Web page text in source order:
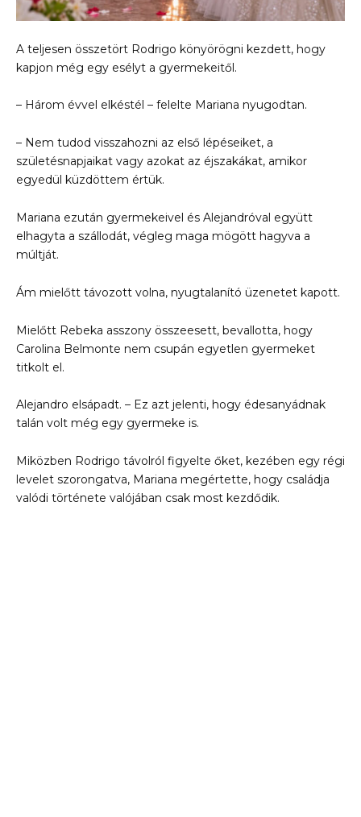
A teljesen összetört Rodrigo könyörögni kezdett, hogy
kapjon még egy esélyt a gyermekeitől.
– Három évvel elkéstél – felelte Mariana nyugodtan.
– Nem tudod visszahozni az első lépéseiket, a
születésnapjaikat vagy azokat az éjszakákat, amikor
egyedül küzdöttem értük.
Mariana ezután gyermekeivel és Alejandróval együtt
elhagyta a szállodát, végleg maga mögött hagyva a
múltját.
Ám mielőtt távozott volna, nyugtalanító üzenetet kapott.
Mielőtt Rebeka asszony összeesett, bevallotta, hogy
Carolina Belmonte nem csupán egyetlen gyermeket
titkolt el.
Alejandro elsápadt. – Ez azt jelenti, hogy édesanyádnak
talán volt még egy gyermeke is.
Miközben Rodrigo távolról figyelte őket, kezében egy régi
levelet szorongatva, Mariana megértette, hogy családja
valódi története valójában csak most kezdődik.